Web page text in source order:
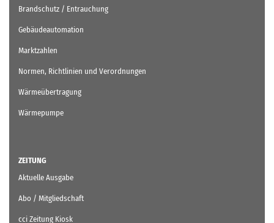
Brandschutz / Entrauchung
Gebäudeautomation
Marktzahlen
Normen, Richtlinien und Verordnungen
Wärmeübertragung
Wärmepumpe
ZEITUNG
Aktuelle Ausgabe
Abo / Mitgliedschaft
cci Zeitung Kiosk